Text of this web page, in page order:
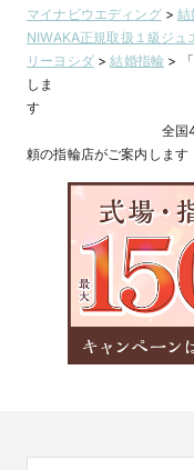
マイナビウエディング>結
NIWAKA正規取扱１級ジュ
リーヨシダ>結婚指輪 >
しま
全国44都道府県
頼の指輪店がご案内します